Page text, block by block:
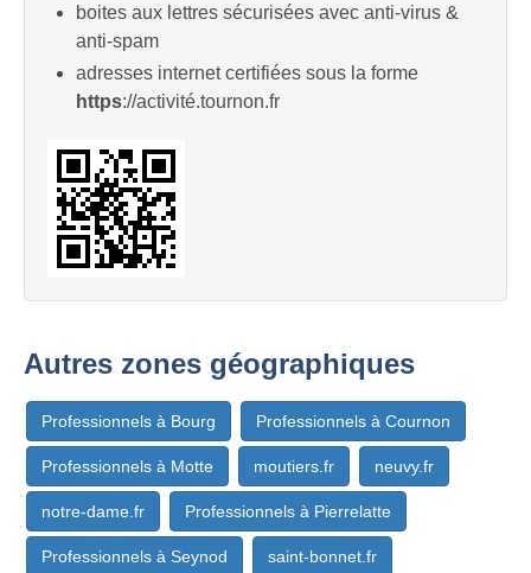
boites aux lettres sécurisées avec anti-virus &
anti-spam
adresses internet certifiées sous la forme
https://activité.tournon.fr
Autres zones géographiques
Professionnels à Bourg Professionnels à Cournon
Professionnels à Motte moutiers.fr neuvy.fr
notre-dame.fr Professionnels à Pierrelatte
Professionnels à Seynod saint-bonnet.fr